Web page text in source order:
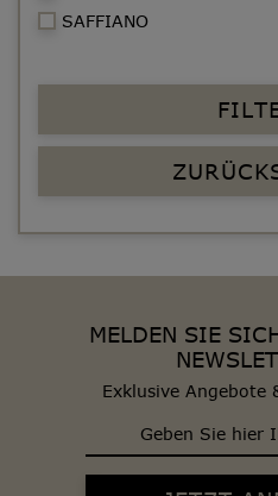
SAFFIANO
MELDEN SIE
Exklusive Angebote